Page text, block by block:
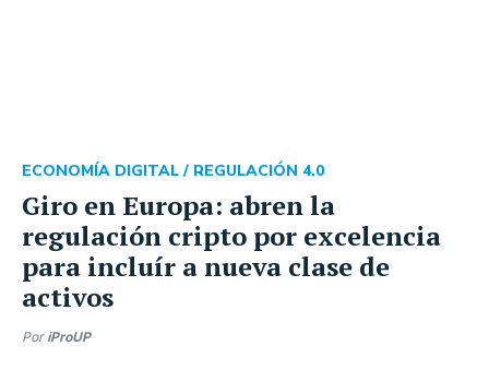
Giro en Europa: abren la
regulación cripto por excelencia
para incluír a nueva clase de
activos
ECONOMÍA DIGITAL / REGULACIÓN 4.0
Por iProUP